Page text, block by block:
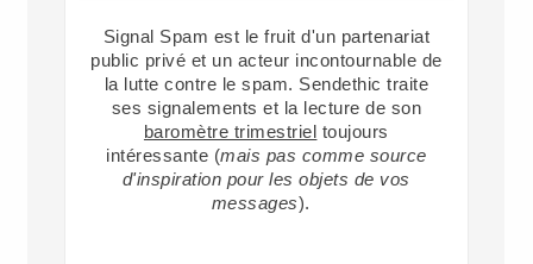
Signal Spam est le fruit d'un partenariat
public privé et un acteur incontournable de
la lutte contre le spam. Sendethic traite
ses signalements et la lecture de son
baromètre trimestriel toujours
intéressante (mais pas comme source
d'inspiration pour les objets de vos
messages).